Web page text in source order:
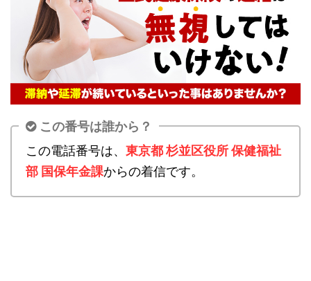
この番号は誰から？
この電話番号は、 東京都 杉並区役所 保健福祉
部 国保年金課からの着信です。